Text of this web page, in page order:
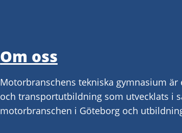
Om oss
Motorbranschens tekniska gymnasium
och transportutbildning som utvecklats i
motorbranschen i Göteborg och